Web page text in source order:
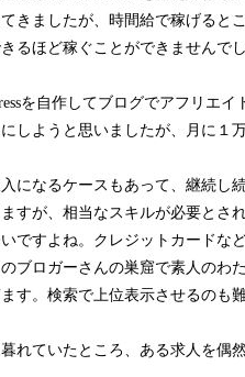
きましたが、時間給で稼げると
るほど稼ぐことができませんでし
を自作してブログでアフリエイ
しようと思いましたが、月に１
になるケースもあって、継続し
すが、相当なスキルが必要とさ
ですよね。クレジットカードな
ブロガーさんの巣窟で素人のわ
す。検索で上位表示させるのも
れていたところ、ある求人を偶